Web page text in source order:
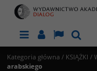
MenuPanelLang
Kategoria główna / KSIĄŻKI /
arabskiego